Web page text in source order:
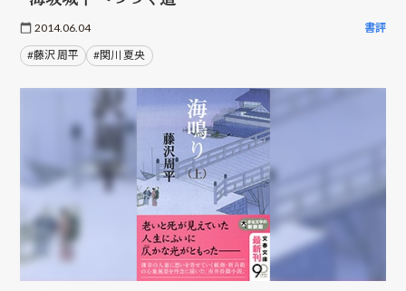
2014.06.04 書評
#藤沢 周平 #関川 夏央